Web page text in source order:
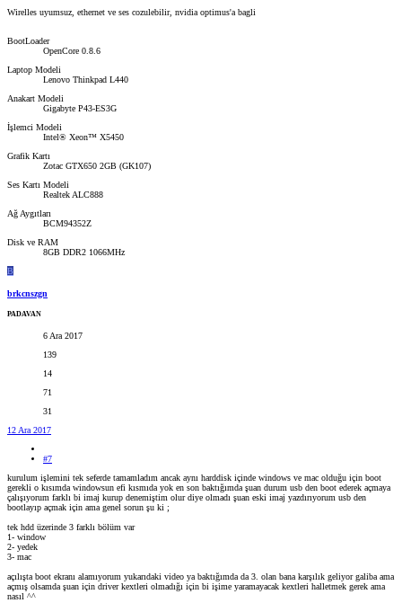
Wirelles uyumsuz, ethernet ve ses cozulebilir, nvidia optimus'a bagli
BootLoader
OpenCore 0.8.6
Laptop Modeli
Lenovo Thinkpad L440
Anakart Modeli
Gigabyte P43-ES3G
İşlemci Modeli
Intel® Xeon™ X5450
Grafik Kartı
Zotac GTX650 2GB (GK107)
Ses Kartı Modeli
Realtek ALC888
Ağ Aygıtları
BCM94352Z
Disk ve RAM
8GB DDR2 1066MHz
B
brkcnszgn
PADAVAN
6 Ara 2017
139
14
71
31
12 Ara 2017
#7
kurulum işlemini tek seferde tamamladım ancak aynı harddisk içinde windows ve mac olduğu için boot
gerekli o kısımda windowsun efi kısmıda yok en son baktığımda şuan durum usb den boot ederek açmaya
çalışıyorum farklı bi imaj kurup denemiştim olur diye olmadı şuan eski imaj yazdırıyorum usb den
bootlayıp açmak için ama genel sorun şu ki ;
tek hdd üzerinde 3 farklı bölüm var
1- window
2- yedek
3- mac
açılışta boot ekranı alamıyorum yukarıdaki video ya baktığımda da 3. olan bana karşılık geliyor galiba ama
açmış olsamda şuan için driver kextleri olmadığı için bi işime yaramayacak kextleri halletmek gerek ama
nasıl ^^